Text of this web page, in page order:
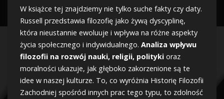
W książce tej znajdziemy nie tylko suche fakty czy daty.
Russell przedstawia filozofię jako żywą dyscyplinę,
która nieustannie ewoluuje i wpływa na różne aspekty
życia społecznego i indywidualnego. Analiza wpływu
filozofii na rozwój nauki, religii, polityki oraz
moralności ukazuje, jak głęboko zakorzenione są te
idee w naszej kulturze. To, co wyróżnia Historię Filozofii
Zachodniej spośród innych prac tego typu, to zdolność